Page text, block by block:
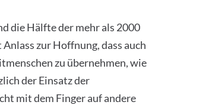
die Hälfte der mehr als 2000
zur Hoffnung, dass auch
zu übernehmen, wie
der Einsatz der
mit dem Finger auf andere